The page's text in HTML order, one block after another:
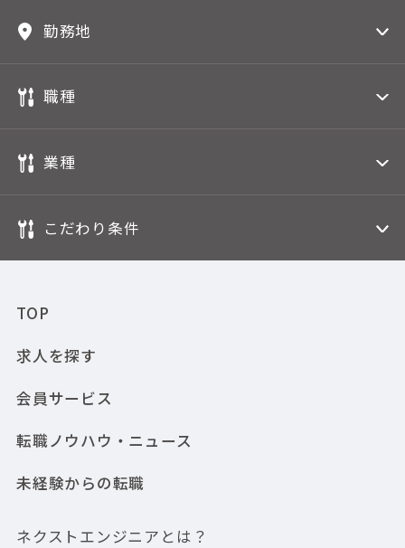
勤務地
職種
業種
こだわり条件
TOP
求人を探す
会員サービス
転職ノウハウ・ニュース
未経験からの転職
ネクストエンジニアとは？